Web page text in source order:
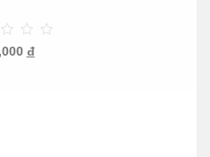
đ